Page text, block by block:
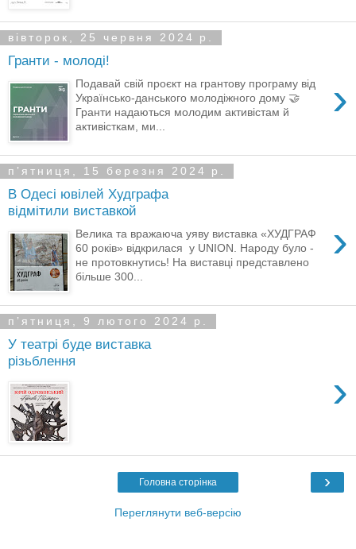
вівторок, 25 червня 2024 р.
Гранти - молоді!
›
Подавай свій проєкт на грантову програму від
Українсько-данського молодіжного дому 🤝
Гранти надаються молодим активістам й
активісткам, ми...
пʼятниця, 15 березня 2024 р.
В Одесі ювілей Худграфа
відмітили виставкой
›
Велика та вражаюча уяву виставка «ХУДГРАФ
60 років» відкрилася у UNION. Народу було -
не протовкнутись! На виставці представлено
більше 300...
пʼятниця, 9 лютого 2024 р.
У театрі буде виставка
різьблення
›
›
Головна сторінка
Переглянути веб-версію